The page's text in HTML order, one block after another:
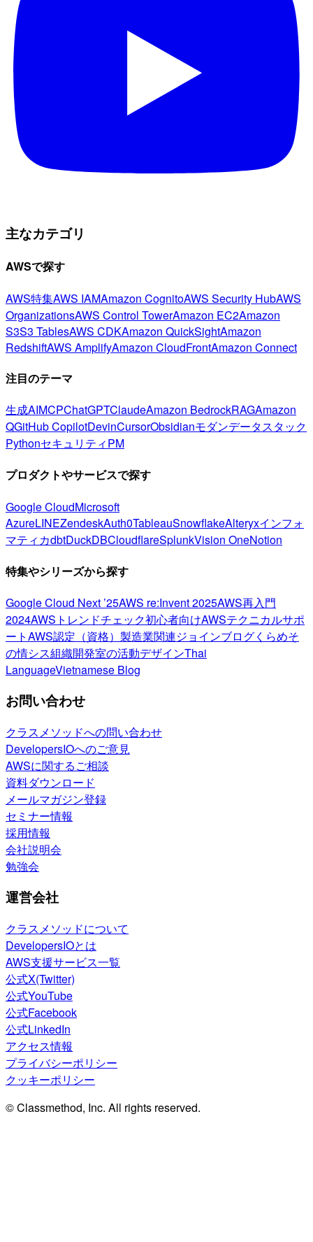
主なカテゴリ
AWSで探す
AWS特集AWS IAMAmazon CognitoAWS Security HubAWS
OrganizationsAWS Control TowerAmazon EC2Amazon
S3S3 TablesAWS CDKAmazon QuickSightAmazon
RedshiftAWS AmplifyAmazon CloudFrontAmazon Connect
注目のテーマ
生成AIMCPChatGPTClaudeAmazon BedrockRAGAmazon
QGitHub CopilotDevinCursorObsidianモダンデータスタック
PythonセキュリティPM
プロダクトやサービスで探す
Google CloudMicrosoft
AzureLINEZendeskAuth0TableauSnowflakeAlteryxインフォ
マティカdbtDuckDBCloudflareSplunkVision OneNotion
特集やシリーズから探す
Google Cloud Next ’25AWS re:Invent 2025AWS再入門
2024AWSトレンドチェック初心者向けAWSテクニカルサポ
ートAWS認定（資格） 製造業関連ジョインブログくらめそ
の情シス組織開発室の活動デザインThai
LanguageVietnamese Blog
お問い合わせ
クラスメソッドへの問い合わせ
DevelopersIOへのご意見
AWSに関するご相談
資料ダウンロード
メールマガジン登録
セミナー情報
採用情報
会社説明会
勉強会
運営会社
クラスメソッドについて
DevelopersIOとは
AWS支援サービス一覧
公式X(Twitter)
公式YouTube
公式Facebook
公式LinkedIn
アクセス情報
プライバシーポリシー
クッキーポリシー
© Classmethod, Inc. All rights reserved.